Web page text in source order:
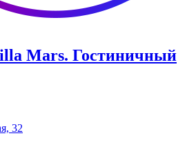
Mars. Гостиничный
32